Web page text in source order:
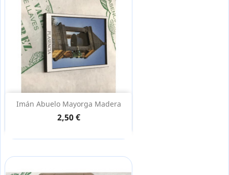
Imán Abuelo Mayorga Madera
2,50 €